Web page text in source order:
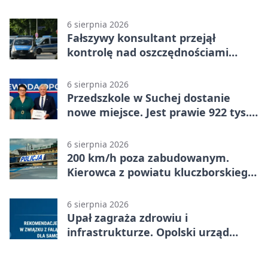
6 sierpnia 2026
Fałszywy konsultant przejął
kontrolę nad oszczędnościami
6 sierpnia 2026
Przedszkole w Suchej dostanie
nowe miejsce. Jest prawie 922 tys.
6 sierpnia 2026
200 km/h poza zabudowanym.
Kierowca z powiatu kluczborskiego
6 sierpnia 2026
Upał zagraża zdrowiu i
infrastrukturze. Opolski urząd